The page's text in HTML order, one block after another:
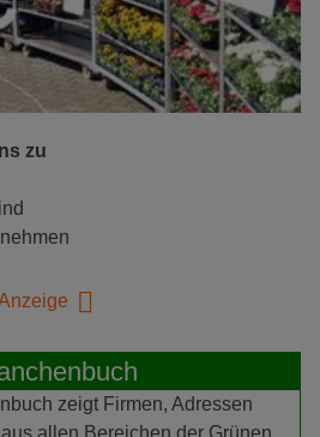
zu
zeigt Firmen, Adressen
allen Bereichen der Grünen